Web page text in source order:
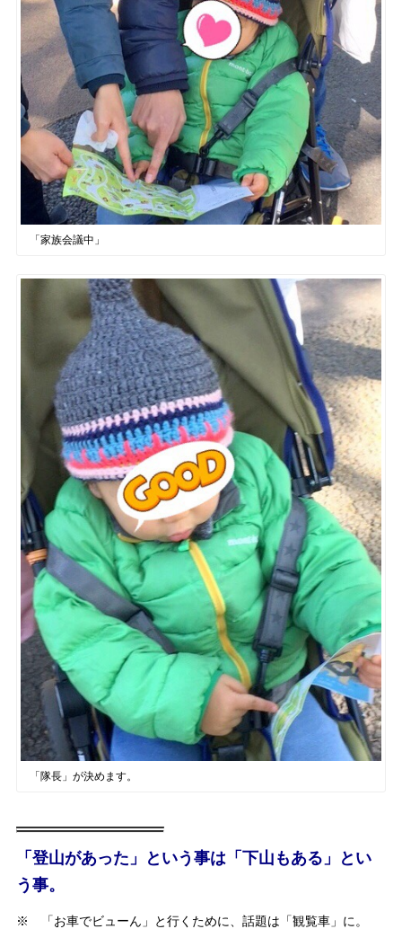
「家族会議中」
「隊長」が決めます。
「登山があった」という事は「下山もある」とい
う事。
※ 「お車でビューん」と行くために、話題は「観覧車」に。